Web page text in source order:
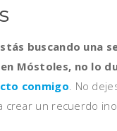
buscando una
Móstoles, no lo
conmigo . No
crear un recuerdo